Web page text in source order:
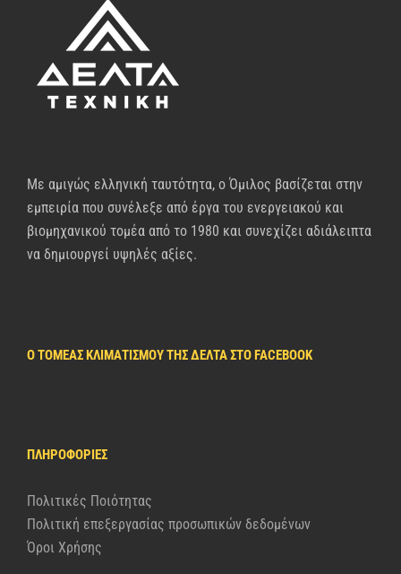
Με αμιγώς ελληνική ταυτότητα, ο Όμιλος βασίζεται στην
εμπειρία που συνέλεξε από έργα του ενεργειακού και
βιομηχανικού τομέα από το 1980 και συνεχίζει αδιάλειπτα
να δημιουργεί υψηλές αξίες.
Ο ΤΟΜΈΑΣ ΚΛΙΜΑΤΙΣΜΟΎ ΤΗΣ ΔΈΛΤΑ ΣΤΟ FACEBOOK
ΠΛΗΡΟΦΟΡΊΕΣ
Πολιτικές Ποιότητας
Πολιτική επεξεργασίας προσωπικών δεδομένων
Όροι Χρήσης